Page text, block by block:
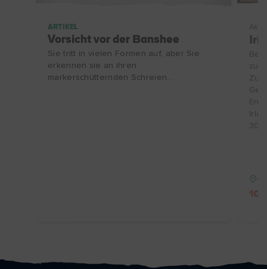
ARTIKEL
Vorsicht vor der Banshee
Sie tritt in vielen Formen auf, aber Sie
erkennen sie an ihren
markerschütternden Schreien...
zu
10